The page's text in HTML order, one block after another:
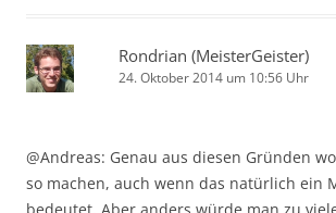
Rondrian (MeisterGeister)
24. Oktober 2014 um 10:56 Uhr
@Andreas: Genau aus diesen Gründen
so machen, auch wenn das natürlich ein